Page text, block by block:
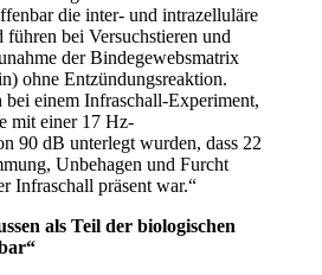
die inter- und intrazelluläre
bei Versuchstieren und
der Bindegewebsmatrix
ohne Entzündungsreaktion.
bei einem Infraschall-Experiment,
mit einer 17 Hz-
90 dB unterlegt wurden, dass 22
Unbehagen und Furcht
Infraschall präsent war.“
als Teil der biologischen